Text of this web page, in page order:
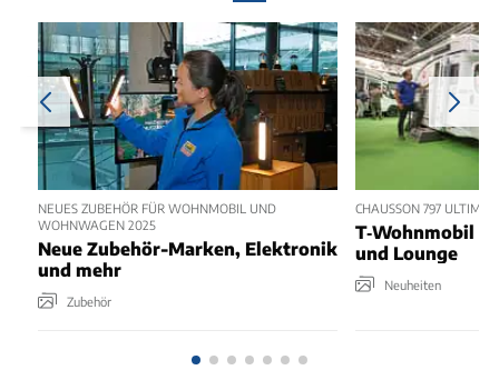
NEUES ZUBEHÖR FÜR WOHNMOBIL UND
WOHNWAGEN 2025
Neue Zubehör-Marken, Elektronik
und mehr
Zubehör
CHAUSSON 797
T‑Wohnmobil
und Lounge
Neuheiten